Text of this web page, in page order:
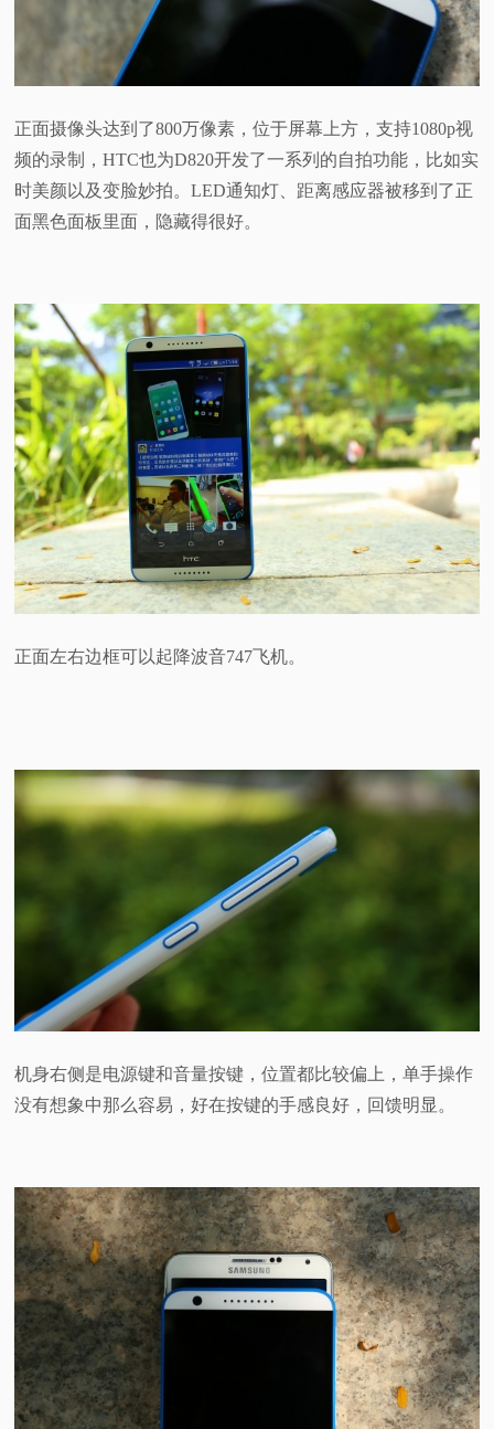
正面摄像头达到了800万像素，位于屏幕上方，支持1080p视
频的录制，HTC也为D820开发了一系列的自拍功能，比如实
时美颜以及变脸妙拍。LED通知灯、距离感应器被移到了正
面黑色面板里面，隐藏得很好。
正面左右边框可以起降波音747飞机。
机身右侧是电源键和音量按键，位置都比较偏上，单手操作
没有想象中那么容易，好在按键的手感良好，回馈明显。